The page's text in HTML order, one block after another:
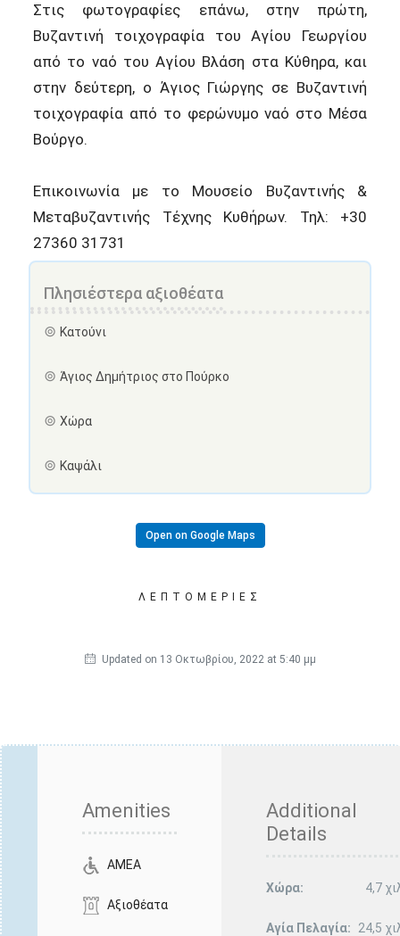
Στις φωτογραφίες επάνω, στην πρώτη,
Βυζαντινή τοιχογραφία του Αγίου Γεωργίου
από το ναό του Αγίου Βλάση στα Κύθηρα, και
στην δεύτερη, ο Άγιος Γιώργης σε Βυζαντινή
τοιχογραφία από το φερώνυμο ναό στο Μέσα
Βούργο.
Επικοινωνία με το Μουσείο Βυζαντινής &
Μεταβυζαντινής Τέχνης Κυθήρων. Τηλ: +30
27360 31731
Πλησιέστερα αξιοθέατα
Κατούνι
Άγιος Δημήτριος στο Πούρκο
Χώρα
Καψάλι
Open on Google Maps
ΛΕΠΤΟΜΈΡΙΕΣ
Updated on 13 Οκτωβρίου, 2022 at 5:40 μμ
Amenities
ΑΜΕΑ
Αξιοθέατα
Additional
Details
Χώρα: 4,7
Αγία Πελαγία: 24,5